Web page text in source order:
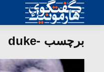
برچسب -duke